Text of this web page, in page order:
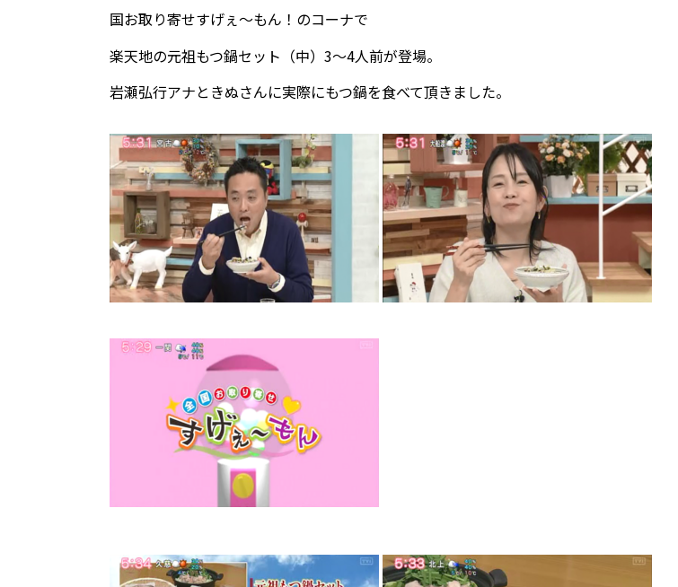
国お取り寄せすげぇ～もん！のコーナで
楽天地の元祖もつ鍋セット（中）3～4人前が登場。
岩瀬弘行アナときぬさんに実際にもつ鍋を食べて頂きました。